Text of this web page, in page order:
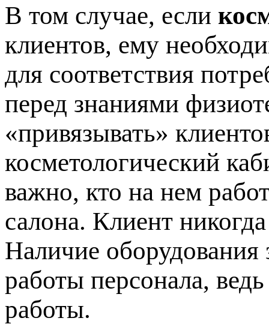
В том случае, если
клиентов, ему
для соответствия
перед знаниями
«привязывать»
косметологический
важно, кто на нем
салона. Клиент
Наличие оборудования
работы персонала,
работы.